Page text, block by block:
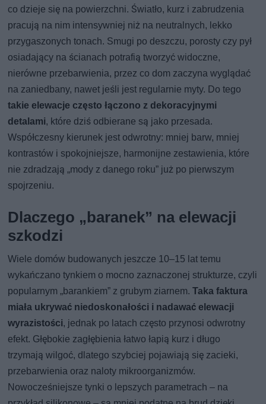
co dzieje się na powierzchni. Światło, kurz i zabrudzenia
pracują na nim intensywniej niż na neutralnych, lekko
przygaszonych tonach. Smugi po deszczu, porosty czy pył
osiadający na ścianach potrafią tworzyć widoczne,
nierówne przebarwienia, przez co dom zaczyna wyglądać
na zaniedbany, nawet jeśli jest regularnie myty. Do tego
takie elewacje często łączono z dekoracyjnymi
detalami, które dziś odbierane są jako przesada.
Współczesny kierunek jest odwrotny: mniej barw, mniej
kontrastów i spokojniejsze, harmonijne zestawienia, które
nie zdradzają „mody z danego roku” już po pierwszym
spojrzeniu.
Dlaczego „baranek” na elewacji
szkodzi
Wiele domów budowanych jeszcze 10–15 lat temu
wykańczano tynkiem o mocno zaznaczonej strukturze, czyli
popularnym „barankiem” z grubym ziarnem.Taka faktura
miała ukrywać niedoskonałości i nadawać elewacji
wyrazistości, jednak po latach często przynosi odwrotny
efekt. Głębokie zagłębienia łatwo łapią kurz i długo
trzymają wilgoć, dlatego szybciej pojawiają się zacieki,
przebarwienia oraz naloty mikroorganizmów.
Nowocześniejsze tynki o lepszych parametrach – na